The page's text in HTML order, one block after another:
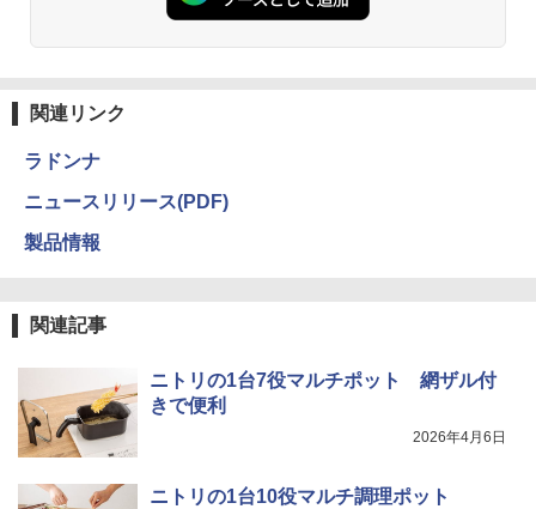
関連リンク
ラドンナ
ニュースリリース(PDF)
製品情報
関連記事
ニトリの1台7役マルチポット 網ザル付
きで便利
2026年4月6日
ニトリの1台10役マルチ調理ポット